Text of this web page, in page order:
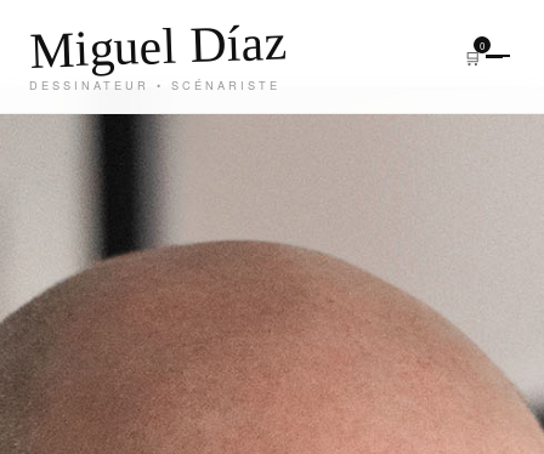
Miguel Díaz
DESSINATEUR • SCÉNARISTE
🛒0